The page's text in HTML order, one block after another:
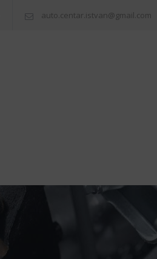
auto.centar.istvan@gmail.com